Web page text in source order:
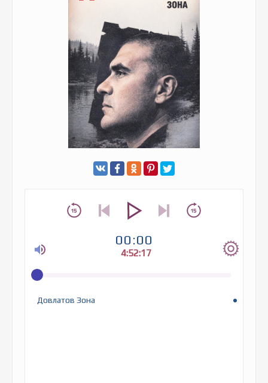
00:00
4:52:17
Довлатов Зона